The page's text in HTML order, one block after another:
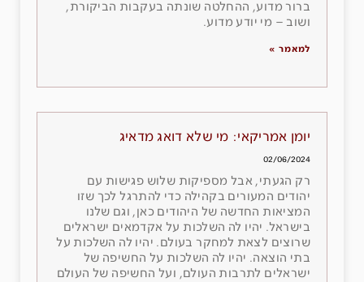
ברור מדוע, ההחלטה שונתה בעקבות הביקורת,
ושוב – מי יודע מדוע.
למאמר »
יומן אמריקאי: מי שלא דואג מדאיג
02/06/2024
רק הגעתי, אבל מספיקות שלוש פגישות עם
יהודים המעורים בקהילה כדי להתרגל לכך שזו
המציאות החדשה של היהודים כאן, וגם שלנו
בישראל. יהיו לה השלכות על אקדמאים ישראלים
שרוצים לצאת למחקר בעולם. יהיו לה השלכות על
בתי הוצאה. יהיו לה השלכות על החשיפה של
ישראלים לתרבות העולם, ועל החשיפה של העולם